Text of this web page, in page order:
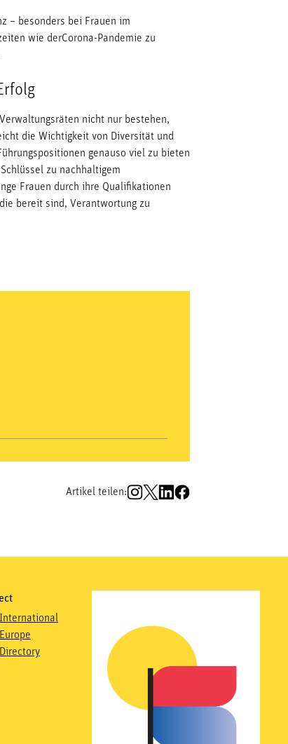
– besonders bei Frauen im
wie derCorona-Pandemie zu
nicht nur bestehen,
die Wichtigkeit von Diversität und
genauso viel zu bieten
zu nachhaltigem
Frauen durch ihre Qualifikationen
bereit sind, Verantwortung zu
Artikel teilen:
International